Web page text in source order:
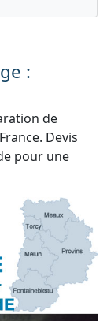
:
de
Devis
pour une